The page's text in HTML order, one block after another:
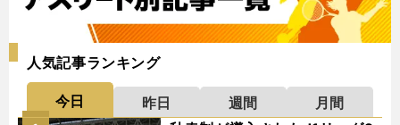
人気記事ランキング
今日 昨日 週間
月間